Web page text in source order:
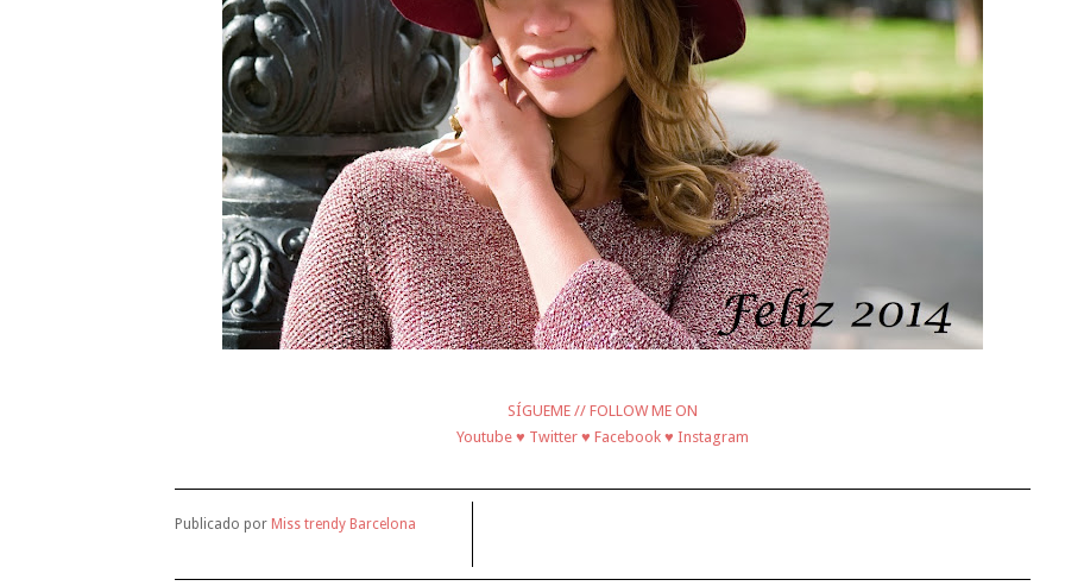
SÍGUEME // FOLLOW ME ON
Youtube ♥ Twitter ♥ Facebook ♥ Instagram
Publicado por Miss trendy Barcelona